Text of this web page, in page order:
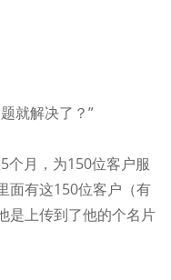
就解决了？”
个月，为150位客户服
面有这150位客户（有
是上传到了他的个名片